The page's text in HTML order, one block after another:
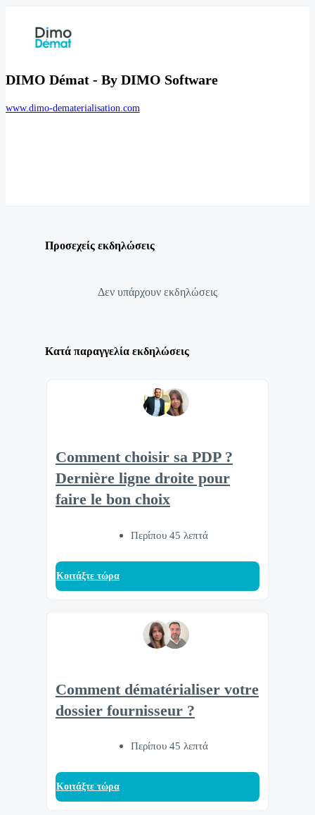
DIMO Démat - By DIMO Software
www.dimo-dematerialisation.com
Προσεχείς εκδηλώσεις
Δεν υπάρχουν εκδηλώσεις
Κατά παραγγελία εκδηλώσεις
Comment choisir sa PDP ?
Dernière ligne droite pour
faire le bon choix
Περίπου 45 λεπτά
Κοιτάξτε τώρα
Comment dématérialiser votre
dossier fournisseur ?
Περίπου 45 λεπτά
Κοιτάξτε τώρα